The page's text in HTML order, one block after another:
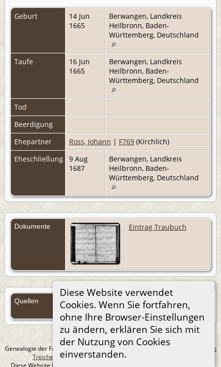
Diese Website verwendet
Cookies. Wenn Sie fortfahren,
ohne Ihre Browser-Einstellungen
zu ändern, erklären Sie sich mit
der Nutzung von Cookies
einverstanden.
Geburt
14 Jun
1665
Berwangen, Landkreis
Heilbronn, Baden-
Württemberg, Deutschland
Taufe
16 Jun
1665
Berwangen, Landkreis
Heilbronn, Baden-
Württemberg, Deutschland
Tod
Beerdigung
Ehepartner
Ross, Johann | F769 (Kirchlich)
Eheschließung
9 Aug
1687
Berwangen, Landkreis
Heilbronn, Baden-
Württemberg, Deutschland
Dokumente Eintrag Traubuch
Quellen
Quellen (Anmelden)
Genealogie der Familie Treichel aus Berlin. - erstellt und betreut von
Andreas
Treichel
Copyright © 2014-2026 Alle Rechte vorbehalten.
Diese Website läuft mit